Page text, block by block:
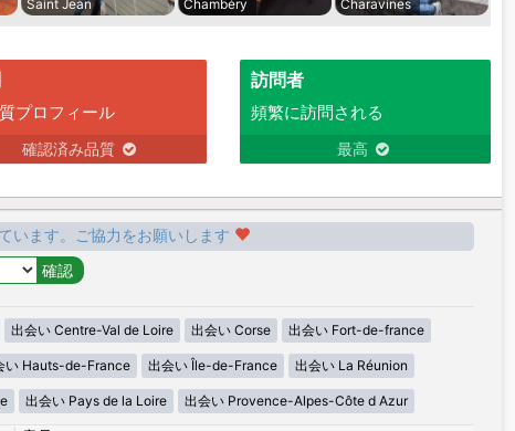
Saint Jean
Chambéry
Charavines
プロフィール
確認済み品質
訪問者
頻繁に訪問される
最高
います。ご協力をお願いします
出会い Centre-Val de Loire 出会い Corse 出会い Fort-de-france
い Hauts-de-France 出会い Île-de-France 出会い La Réunion
出会い Pays de la Loire 出会い Provence-Alpes-Côte d Azur